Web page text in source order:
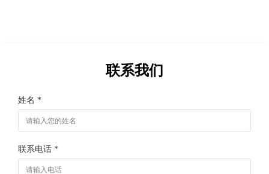
联系我们
姓名 *
联系电话 *